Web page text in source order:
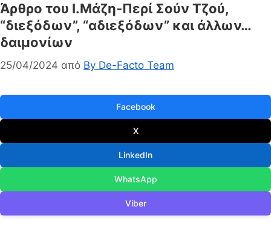
Άρθρο του Ι.Μάζη-Περί Σούν Τζού,
“διεξόδων”, “αδιεξόδων” και άλλων…
δαιμονίων
25/04/2024 από By De-Facto Team
Facebook
X
LinkedIn
WhatsApp
Viber